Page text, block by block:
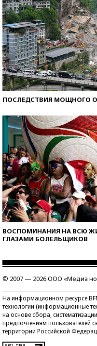
ПОСЛЕДСТВИЯ МОЩНОГО
ВОСПОМИНАНИЯ НА ВСЮ
ГЛАЗАМИ БОЛЕЛЬЩИКОВ
© 2007 — 2026 ООО «Медиа
На информационном ресурсе
технологии (информационные
на основе сбора,
предпочтениям пользователей
территории Российской